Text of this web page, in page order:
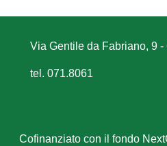
Via Gentile da Fabriano, 9 -
tel. 071.8061
Cofinanziato con il fondo